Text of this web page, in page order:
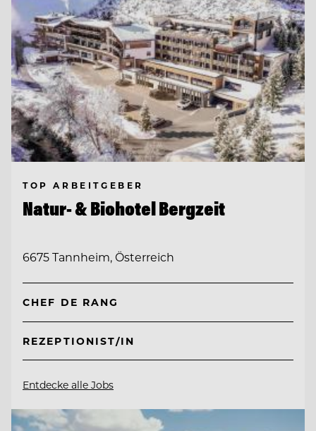
TOP ARBEITGEBER
Natur- & Biohotel Bergzeit
6675 Tannheim, Österreich
CHEF DE RANG
REZEPTIONIST/IN
Entdecke alle Jobs